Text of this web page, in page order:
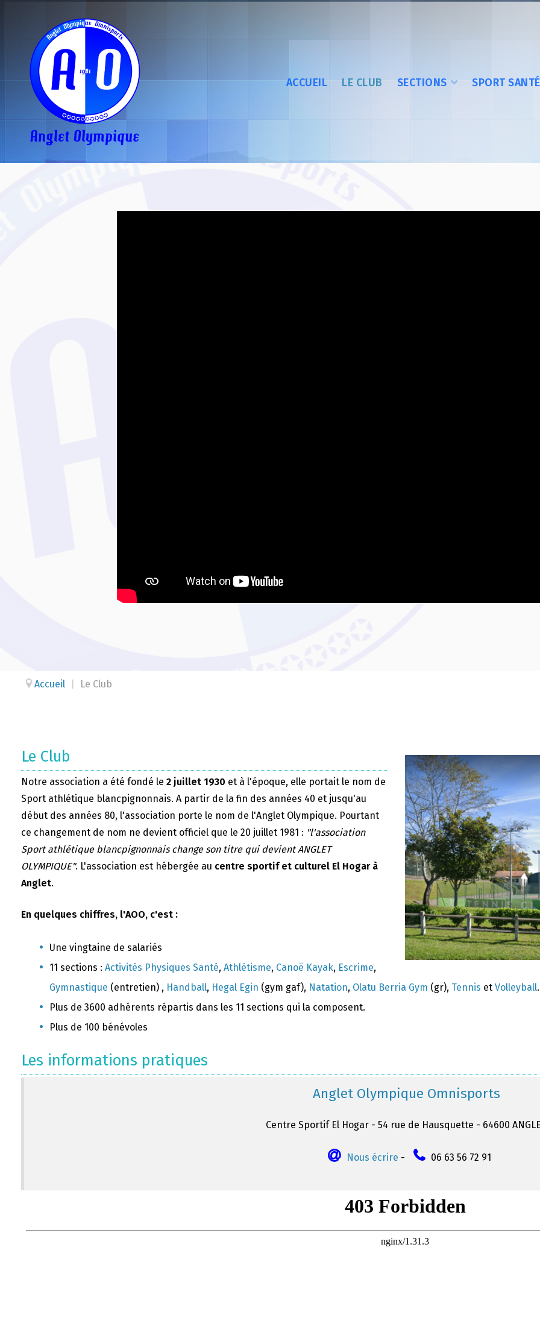
ACCUEIL LE CLUB SECTIONS SPORT SANTÉ
Accueil Le Club
Le Club
Notre association a été fondé le 2 juillet 1930 et à l'époque, elle portait le nom de
Sport athlétique blancpignonnais. A partir de la fin des années 40 et jusqu'au
début des années 80, l'association porte le nom de l'Anglet Olympique. Pourtant
ce changement de nom ne devient officiel que le 20 juillet 1981 : "l'association
Sport athlétique blancpignonnais change son titre qui devient ANGLET
OLYMPIQUE". L'association est hébergée au centre sportif et culturel El Hogar à
Anglet.
En quelques chiffres, l'AOO, c'est :
Une vingtaine de salariés
11 sections : Activités Physiques Santé, Athlétisme, Canoë Kayak, Escrime,
Gymnastique (entretien) , Handball, Hegal Egin (gym gaf), Natation, Olatu Berria Gym (gr), Tennis et Volleyball.
Plus de 3600 adhérents répartis dans les 11 sections qui la composent.
Plus de 100 bénévoles
Les informations pratiques
Anglet Olympique Omnisports
Centre Sportif El Hogar - 54 rue de Hausquette - 64600
Nous écrire - 06 63 56 72 91